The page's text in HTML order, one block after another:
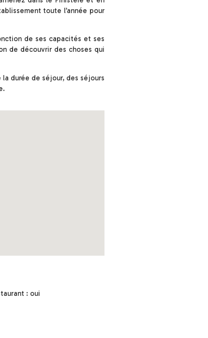
toute l’année pour
de ses capacités et ses
de découvrir des choses qui
la durée de séjour, des séjours
: oui